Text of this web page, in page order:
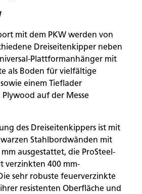
mit dem PKW werden von
Dreiseitenkipper neben
Plattformanhänger mit
als Boden für vielfältige
einem Tieflader
auf der Messe
des Dreiseitenkippers ist mit
Stahlbordwänden mit
ausgestattet, die ProSteel-
verzinkten 400 mm-
sehr robuste feuerverzinkte
resistenten Oberfläche und